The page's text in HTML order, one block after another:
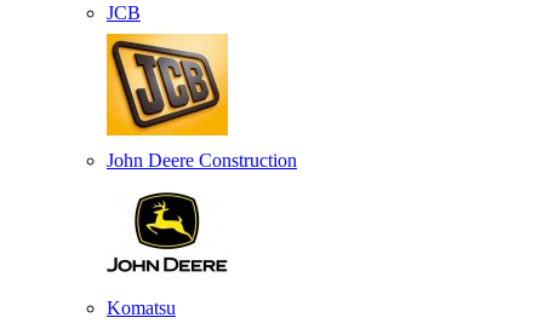
JCB
John Deere Construction
Komatsu